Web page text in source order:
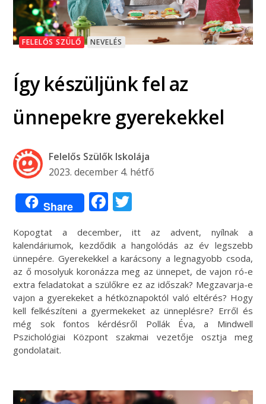
FELELŐS SZÜLŐ NEVELÉS
Így készüljünk fel az
ünnepekre gyerekekkel
Felelős Szülők Iskolája
2023. december 4. hétfő
Share Facebook
Kopogtat a december, itt az advent, nyílnak a
kalendáriumok, kezdődik a hangolódás az év legszebb
ünnepére. Gyerekekkel a karácsony a legnagyobb csoda,
az ő mosolyuk koronázza meg az ünnepet, de vajon ró-e
extra feladatokat a szülőkre ez az időszak? Megzavarja-e
vajon a gyerekeket a hétköznapoktól való eltérés? Hogy
kell felkészíteni a gyermekeket az ünneplésre? Erről és
még sok fontos kérdésről Pollák Éva, a Mindwell
Pszichológiai Központ szakmai vezetője osztja meg
gondolatait.